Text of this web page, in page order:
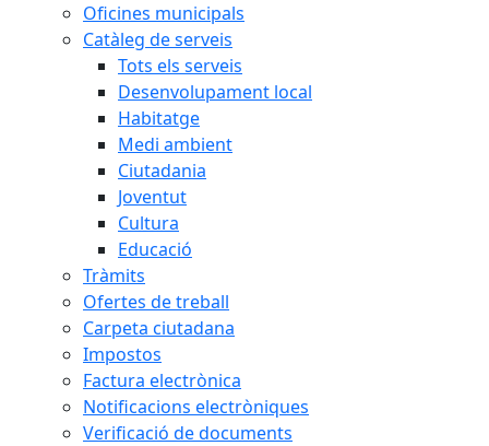
Oficines municipals
Catàleg de serveis
Tots els serveis
Desenvolupament local
Habitatge
Medi ambient
Ciutadania
Joventut
Cultura
Educació
Tràmits
Ofertes de treball
Carpeta ciutadana
Impostos
Factura electrònica
Notificacions electròniques
Verificació de documents